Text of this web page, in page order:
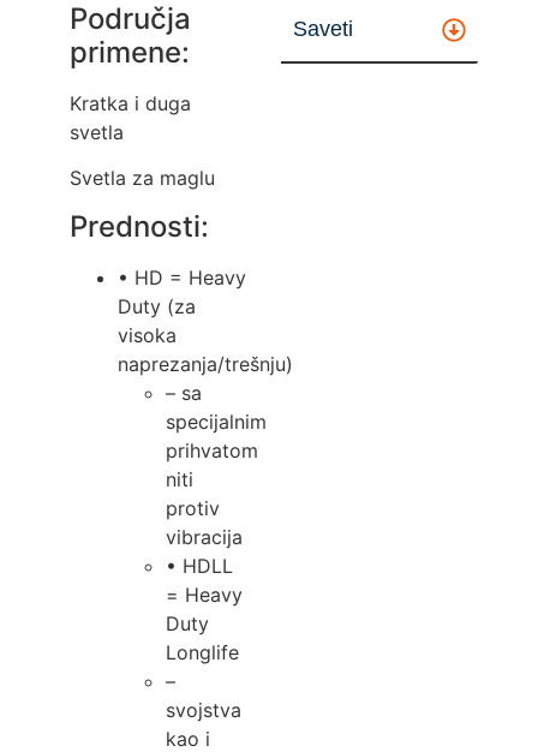
Područja
primene:
Kratka i duga
svetla
Svetla za maglu
Prednosti:
• HD = Heavy
Duty (za
visoka
naprezanja/trešnju)
– sa
specijalnim
prihvatom
niti
protiv
vibracija
• HDLL
= Heavy
Duty
Longlife
–
svojstva
kao i
Saveti